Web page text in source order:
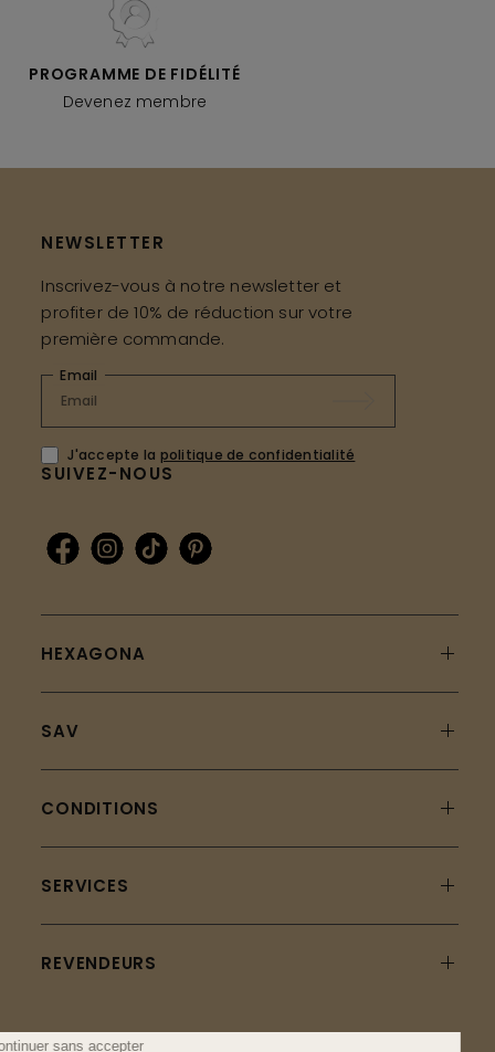
PROGRAMME DE FIDÉLITÉ
Devenez membre
SUIVEZ-NOUS
HEXAGONA
SAV
CONDITIONS
NEWSLETTER
Inscrivez-vous à notre newsletter et
profiter de 10% de réduction sur votre
première commande.
Email
J'accepte la politique de confidentialité
SERVICES
REVENDEURS
Continuer sans accepter